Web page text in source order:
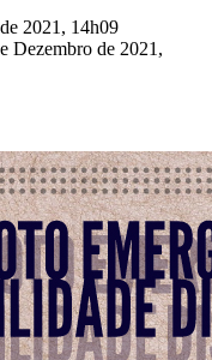
2021, 14h09
Dezembro de 2021,